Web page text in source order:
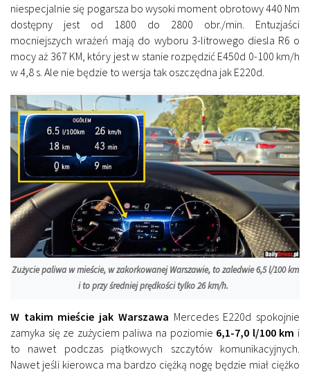
niespecjalnie się pogarsza bo wysoki moment obrotowy 440 Nm
dostępny jest od 1800 do 2800 obr./min. Entuzjaści
mocniejszych wrażeń mają do wyboru 3-litrowego diesla R6 o
mocy aż 367 KM, który jest w stanie rozpędzić E450d 0-100 km/h
w 4,8 s. Ale nie będzie to wersja tak oszczędna jak E220d.
Zużycie paliwa w mieście, w zakorkowanej Warszawie, to zaledwie 6,5 l/100 km
i to przy średniej prędkości tylko 26 km/h.
W takim mieście jak Warszawa Mercedes E220d spokojnie
zamyka się ze zużyciem paliwa na poziomie 6,1-7,0 l/100 km i
to nawet podczas piątkowych szczytów komunikacyjnych.
Nawet jeśli kierowca ma bardzo ciężką nogę będzie miał ciężko